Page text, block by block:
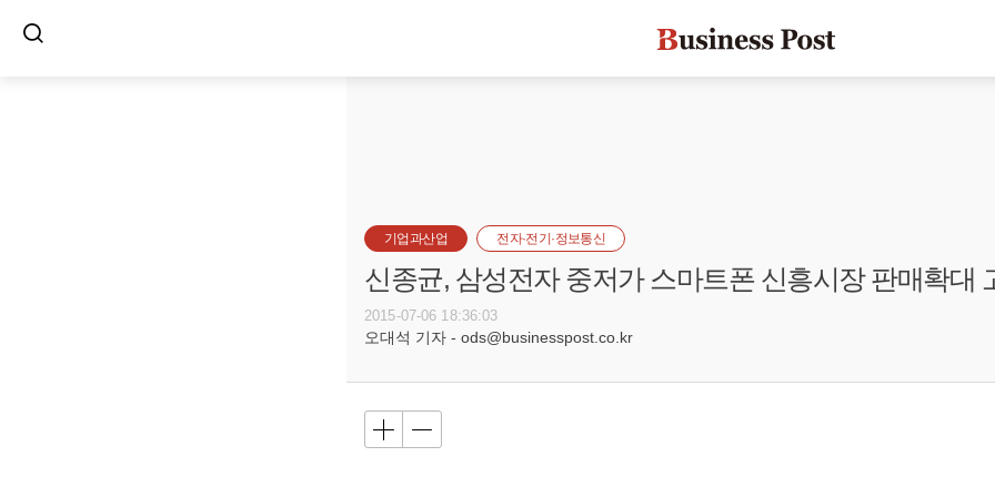
기업과산업 전자·전기·정보통신
신종균, 삼성전자 중저가 스마트폰 신흥시장 판매확대
2015-07-06 18:36:03
오대석 기자 - ods@businesspost.co.kr